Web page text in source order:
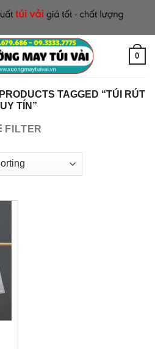
0
PRODUCTS TAGGED “TÚI RÚT
UY TÍN”
FILTER